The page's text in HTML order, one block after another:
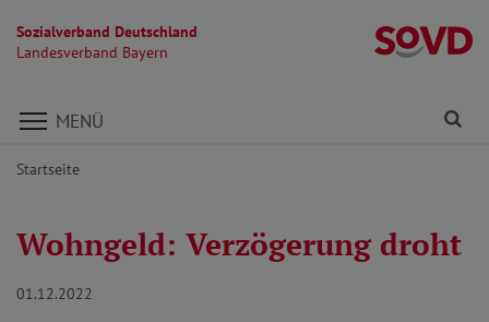
Sozialverband Deutschland
Landesverband Bayern
Direkt zu den Inhalten springen
MENÜ
Startseite
Wohngeld: Verzögerung droht
01.12.2022